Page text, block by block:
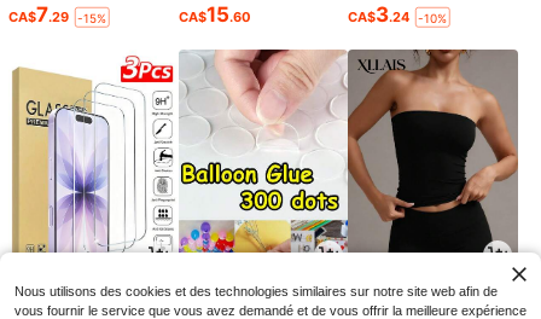
CA$7.29 -15% CA$15.60 CA$3.24 -10%
CA$3.60 -10% CA$2.00 CA$10.28
Nous utilisons des cookies et des technologies similaires sur notre site web afin de
vous fournir le service que vous avez demandé et de vous offrir la meilleure expérience